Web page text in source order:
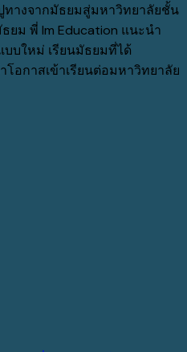
ทางจากมัธยมสู่มหาวิทยาลัยชั้น
ยม พี่ Im Education แนะนำ
บใหม่ เรียนมัธยมที่ได้
โอกาสเข้าเรียนต่อมหาวิทยาลัย